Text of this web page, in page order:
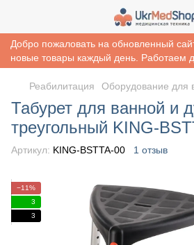
Добро пожаловать на обновленный
новые товары каждый день. Работаем
Реабилитация Оборудование для
Табурет для ванной и
треугольный KING-
Артикул: KING-BSTTA-00 1 отзыв
−11%
3
3